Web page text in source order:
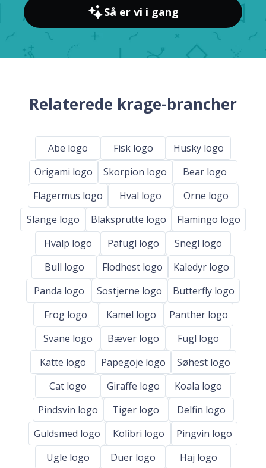
Så er vi i gang
Relaterede krage-brancher
Abe logo Fisk logo
Husky logo
Origami logo
Skorpion logo
Bear logo
Flagermus logo
Hval logo
Orne logo
Slange logo
Blaksprutte logo
Flamingo logo
Hvalp logo
Pafugl logo
Snegl logo
Bull logo
Flodhest logo
Kaledyr logo
Panda logo
Sostjerne logo
Butterfly logo
Frog logo
Kamel logo
Panther logo
Svane logo
Bæver logo
Fugl logo
Katte logo
Papegoje logo
Søhest logo
Cat logo
Giraffe logo
Koala logo
Pindsvin logo
Tiger logo
Delfin logo
Guldsmed logo
Kolibri logo
Pingvin logo
Ugle logo
Duer logo
Haj logo